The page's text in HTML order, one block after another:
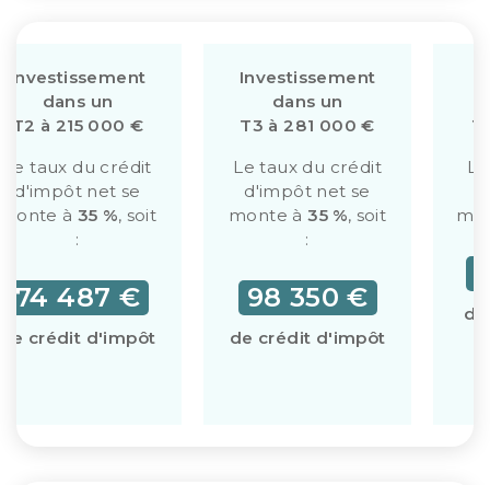
Investissement
dans un
T2 à 215 000 €
Le taux du crédit
d'impôt net se
à35 %, soit
:
74 487 €
de crédit d'impôt
Investissement
dans un
T3 à 281 000 €
Le taux du crédit
d'impôt net se
monte à35 %, soit
:
98 350 €
de crédit d'impôt